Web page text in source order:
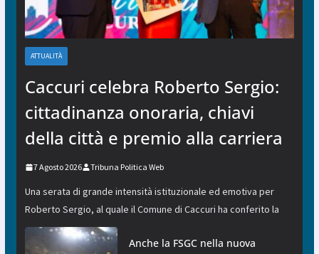
ATTUALITÀ
Caccuri celebra Roberto Sergio:
cittadinanza onoraria, chiavi
della città e premio alla carriera
7 Agosto 2026 Tribuna Politica Web
Una serata di grande intensità istituzionale ed emotiva per
Roberto Sergio, al quale il Comune di Caccuri ha conferito la
Anche la FSGC nella nuova